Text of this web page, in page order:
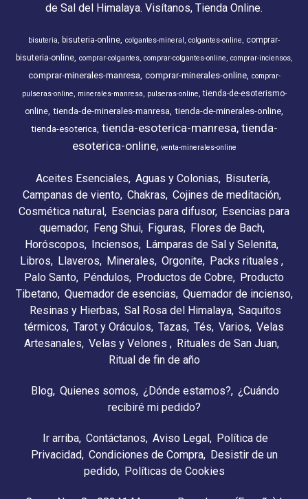
de Sal del Himalaya. Visítanos, Tienda Online.
bisuteria bisuteria-online colgantes-mineral colgantes-online
comprar-
bisuteria-online comprar-colgantes comprar-colgantes-online comprar-inciensos
comprar-minerales-manresa comprar-minerales-online comprar-
pulseras-online
minerales-manresa pulseras-online tienda-de-esoterismo-
online tienda-de-minerales-manresa tienda-de-minerales-online
tienda-esoterica tienda-esoterica-manresa tienda-
esoterica-online venta-minerales-online
Aceites Esenciales Aguas y Colonias
Bisutería
Campanas de viento Chakras Cojines de meditación
Cosmética natural Esencias para difusor Esencias para
quemador
Feng Shui Figuras
Flores de Bach
Horóscopos
Inciensos
Lámparas de Sal y Selenita
Libros
Llaveros Minerales Orgonite Packs rituales
Palo Santo Péndulos Productos de Cobre Producto
Tibetano Quemador de esencias Quemador de incienso
Resinas y Hierbas Sal Rosa del Himalaya Saquitos
térmicos Tarot y Oráculos Tazas Tés Varios Velas
Artesanales Velas y Velones
Rituales de San Juan
Ritual de fin de año
Blog Quienes somos ¿Dónde estamos?
¿Cuándo
recibiré mi pedido?
Ir arriba Contáctanos Aviso Legal
Política de
Privacidad Condiciones de Compra
Desistir de un
pedido
Políticas de Cookies